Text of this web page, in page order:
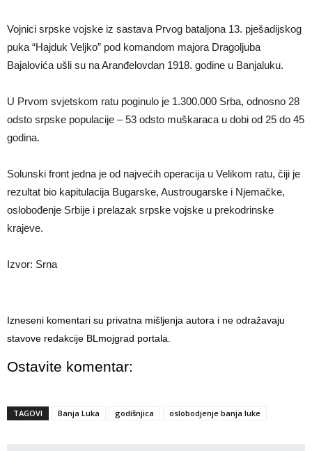
Vojnici srpske vojske iz sastava Prvog bataljona 13. pješadijskog
puka “Hajduk Veljko” pod komandom majora Dragoljuba
Bajalovića ušli su na Aranđelovdan 1918. godine u Banjaluku.
U Prvom svjetskom ratu poginulo je 1.300.000 Srba, odnosno 28
odsto srpske populacije – 53 odsto muškaraca u dobi od 25 do 45
godina.
Solunski front jedna je od najvećih operacija u Velikom ratu, čiji je
rezultat bio kapitulacija Bugarske, Austrougarske i Njemačke,
oslobođenje Srbije i prelazak srpske vojske u prekodrinske
krajeve.
Izvor: Srna
Izneseni komentari su privatna mišljenja autora i ne odražavaju
stavove redakcije BLmojgrad portala.
Ostavite komentar:
TAGOVI Banja Luka godišnjica oslobodjenje banja luke